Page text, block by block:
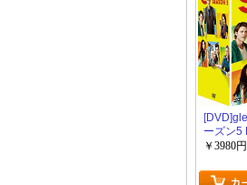
ーズン5
ターズ
トカー
￥3980円